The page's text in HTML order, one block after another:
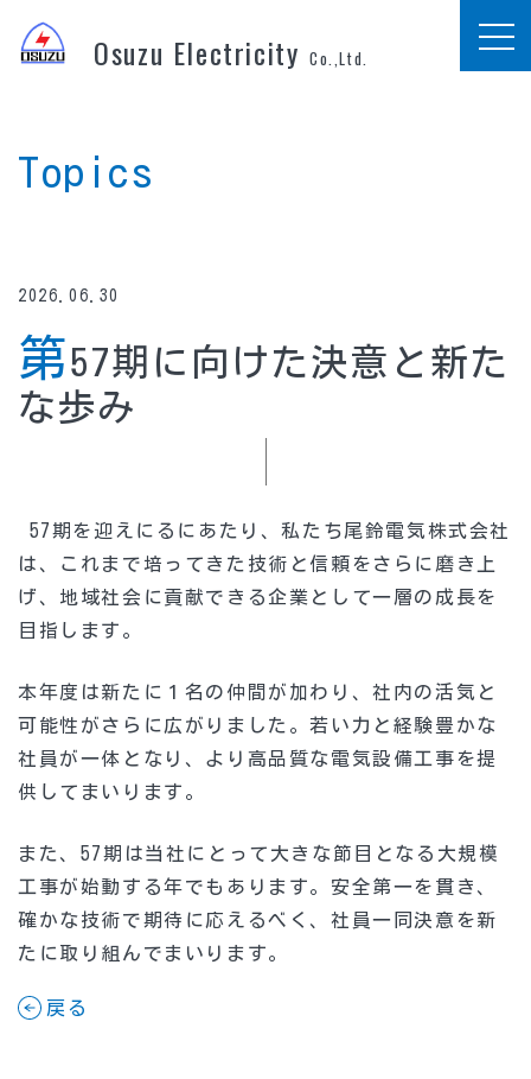
Osuzu Electricity Co.,Ltd.
Topics
2026.06.30
第57期に向けた決意と新た
な歩み
57期を迎えにるにあたり、私たち尾鈴電気株式会社
は、これまで培ってきた技術と信頼をさらに磨き上
げ、地域社会に貢献できる企業として一層の成長を
目指します。
本年度は新たに１名の仲間が加わり、社内の活気と
可能性がさらに広がりました。若い力と経験豊かな
社員が一体となり、より高品質な電気設備工事を提
供してまいります。
また、57期は当社にとって大きな節目となる大規模
工事が始動する年でもあります。安全第一を貫き、
確かな技術で期待に応えるべく、社員一同決意を新
たに取り組んでまいります。
戻る